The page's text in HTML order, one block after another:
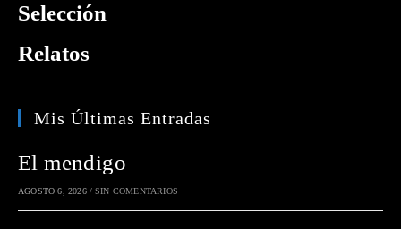
Selección
Relatos
Mis Últimas Entradas
El mendigo
AGOSTO 6, 2026 / SIN COMENTARIOS